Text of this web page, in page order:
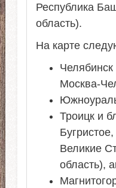
Республика
область).
На карте
Челябинск
Москва-
Троицк и
Великие
область),